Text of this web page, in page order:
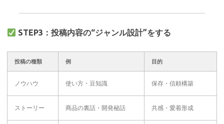
STEP3：投稿内容の“ジャンル設計”をする
投稿の種類 例 目的
ノウハウ 使い方・豆知識 保存・信頼構築
ストーリー 商品の裏話・開発秘話 共感・愛着形成